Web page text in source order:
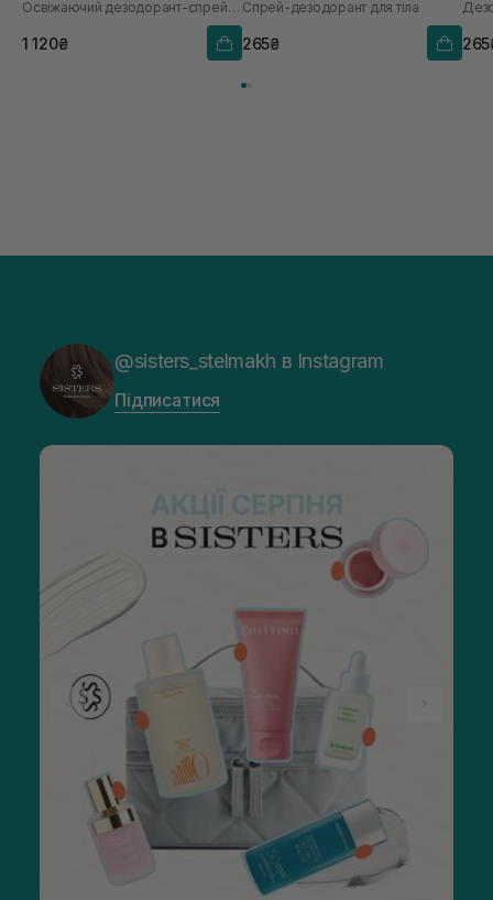
Освіжаючий дезодорант-спрей тривалої дії
1 120₴
Спрей-дезодорант для тіла
265₴
@sisters_stelmakh в Instagram
Підписатися